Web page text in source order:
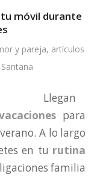
móvil durante
y pareja, artículos
Llegan
para
A lo largo
en tu rutina
familia